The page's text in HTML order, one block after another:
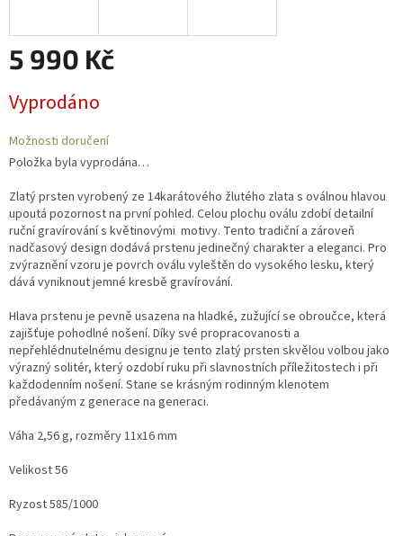
5 990 Kč
cena:
Vyprodáno
Možnosti doručení
Položka byla vyprodána…
Zlatý prsten vyrobený ze 14karátového žlutého zlata s oválnou hlavou
upoutá pozornost na první pohled. Celou plochu oválu zdobí detailní
ruční gravírování s květinovými motivy. Tento tradiční a zároveň
nadčasový design dodává prstenu jedinečný charakter a eleganci. Pro
zvýraznění vzoru je povrch oválu vyleštěn do vysokého lesku, který
dává vyniknout jemné kresbě gravírování.
Hlava prstenu je pevně usazena na hladké, zužující se obroučce, která
zajišťuje pohodlné nošení. Díky své propracovanosti a
nepřehlédnutelnému designu je tento zlatý prsten skvělou volbou jako
výrazný solitér, který ozdobí ruku při slavnostních příležitostech i při
každodenním nošení. Stane se krásným rodinným klenotem
předávaným z generace na generaci.
Váha 2,56 g, rozměry 11x16 mm
Velikost 56
Ryzost 585/1000